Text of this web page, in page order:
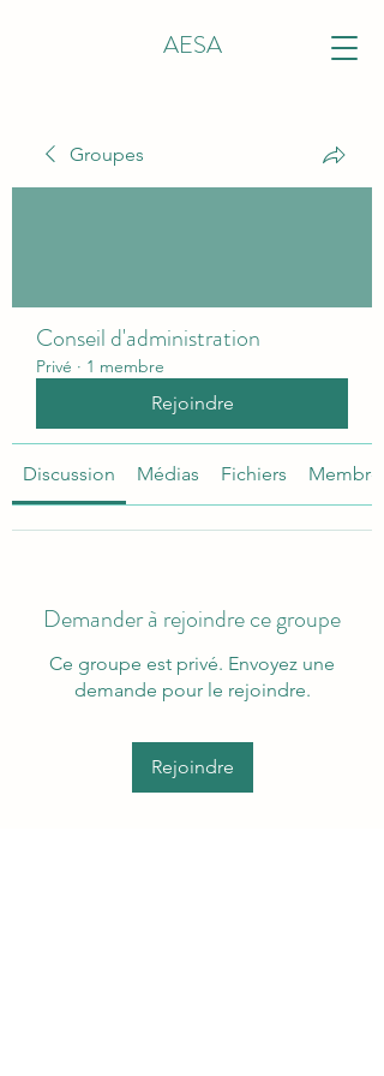
AESA
Groupes
Conseil d'administration
Privé · 1 membre
Rejoindre
Discussion Médias Fichiers Membres
Demander à rejoindre ce groupe
Ce groupe est privé. Envoyez une
demande pour le rejoindre.
Rejoindre